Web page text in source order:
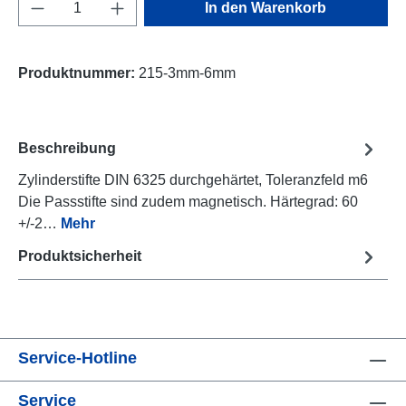
In den Warenkorb
Produktnummer: 215-3mm-6mm
Beschreibung
Zylinderstifte DIN 6325 durchgehärtet, Toleranzfeld m6
Die Passstifte sind zudem magnetisch. Härtegrad: 60
+/-2… Mehr
Produktsicherheit
Service-Hotline
Service